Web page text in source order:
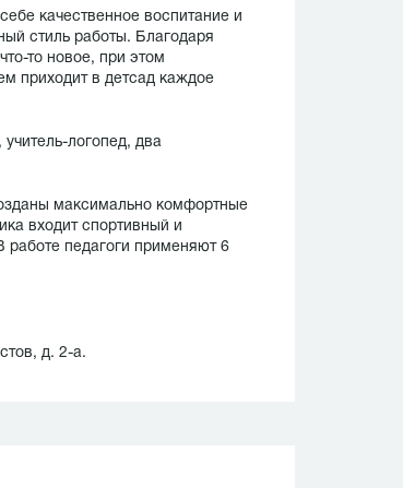
качественное воспитание и
стиль работы. Благодаря
то новое, при этом
приходит в детсад каждое
логопед, два
максимально комфортные
входит спортивный и
педагоги применяют 6
д. 2-а.